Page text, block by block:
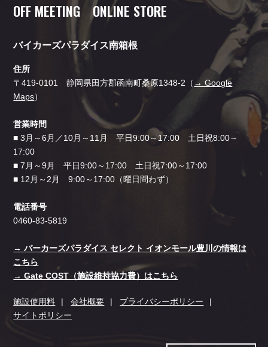
OFF MEETING
ONLINE STORE
バイカーズパラダイス南箱根
住所
〒419-0101 静岡県田方郡函南町桑原1348-2（ → Google
Maps）
営業時間
■ 3月～6月／10月～11月 平日9:00～17:00 土日祝8:00～
17:00
■ 7月～9月 平日9:00～17:00 土日祝7:00～17:00
■ 12月～2月 9:00～17:00（曜日問わず）
電話番号
0460-83-5819
→ バーカーズパラダイス セレクト イオンモール豊川の情報は
こちら
→ Gate COST（施設維持協力費）はこちら
施設使用料 会社概要
プライバシーポリシー
サイトポリシー